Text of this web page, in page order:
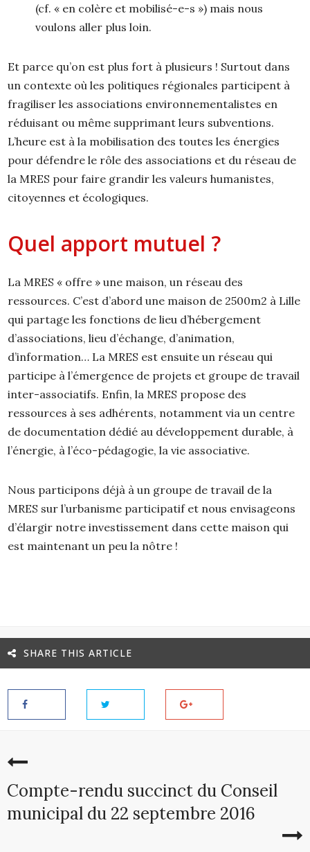
(cf. « en colère et mobilisé-e-s ») mais nous
voulons aller plus loin.
Et parce qu’on est plus fort à plusieurs ! Surtout dans
un contexte où les politiques régionales participent à
fragiliser les associations environnementalistes en
réduisant ou même supprimant leurs subventions.
L’heure est à la mobilisation des toutes les énergies
pour défendre le rôle des associations et du réseau de
la MRES pour faire grandir les valeurs humanistes,
citoyennes et écologiques.
Quel apport mutuel ?
La MRES « offre » une maison, un réseau des
ressources. C’est d’abord une maison de 2500m2 à Lille
qui partage les fonctions de lieu d’hébergement
d’associations, lieu d’échange, d’animation,
d’information… La MRES est ensuite un réseau qui
participe à l’émergence de projets et groupe de travail
inter-associatifs. Enfin, la MRES propose des
ressources à ses adhérents, notamment via un centre
de documentation dédié au développement durable, à
l’énergie, à l’éco-pédagogie, la vie associative.
Nous participons déjà à un groupe de travail de la
MRES sur l’urbanisme participatif et nous envisageons
d’élargir notre investissement dans cette maison qui
est maintenant un peu la nôtre !
SHARE THIS ARTICLE
Compte-rendu succinct du Conseil
municipal du 22 septembre 2016